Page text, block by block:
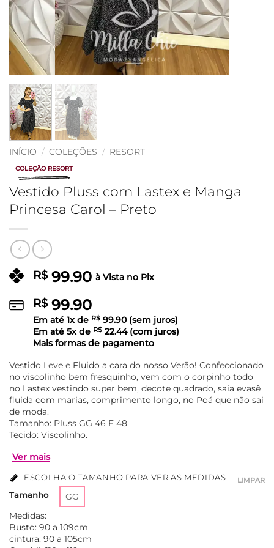
INÍCIO / COLEÇÕES / RESORT
COLEÇÃO RESORT
Vestido Pluss com Lastex e Manga
Princesa Carol – Preto
R$99.90 à Vista no Pix
R$99.90
Em até 1x de R$ 99.90(sem juros)
Em até 5x de R$ 22.44(com juros)
Mais formas de pagamento
Vestido Leve e Fluido a cara do nosso Verão! Confeccionado
no viscolinho bem fresquinho, vem com o corpinho todo
no Lastex vestindo super bem, decote quadrado, saia evasê
fluida com marias, comprimento longo, no Poá que não sai
de moda.
Tamanho: Pluss GG 46 E 48
Tecido: Viscolinho.
Ver mais
ESCOLHA O TAMANHO PARA VER AS MEDIDAS
Tamanho GG
LIMPAR
Medidas:
Busto: 90 a 109cm
cintura: 90 a 105cm